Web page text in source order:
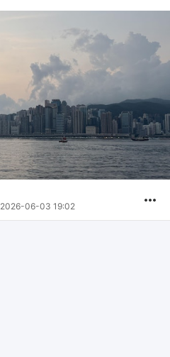
2026-06-03 19:02